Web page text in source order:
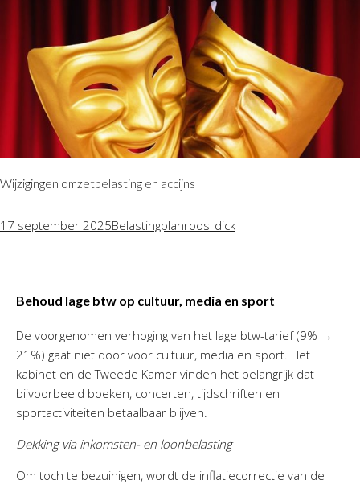
Wijzigingen omzetbelasting en accijns
17 september 2025Belastingplanroos_dick
Behoud lage btw op cultuur, media en sport
De voorgenomen verhoging van het lage btw-tarief (9% →
21%) gaat niet door voor cultuur, media en sport. Het
kabinet en de Tweede Kamer vinden het belangrijk dat
bijvoorbeeld boeken, concerten, tijdschriften en
sportactiviteiten betaalbaar blijven.
Dekking via inkomsten- en loonbelasting
Om toch te bezuinigen, wordt de inflatiecorrectie van de